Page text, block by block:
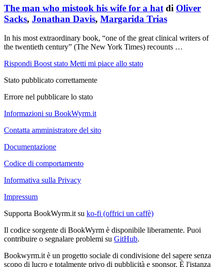
The man who mistook his wife for a hat di Oliver
Sacks, Jonathan Davis, Margarida Trias
In his most extraordinary book, “one of the great clinical writers of
the twentieth century” (The New York Times) recounts …
Rispondi Boost stato Metti mi piace allo stato
Stato pubblicato correttamente
Errore nel pubblicare lo stato
Informazioni su BookWyrm.it
Contatta amministratore del sito
Documentazione
Codice di comportamento
Informativa sulla Privacy
Impressum
Supporta BookWyrm.it su ko-fi (offrici un caffè)
Il codice sorgente di BookWyrm è disponibile liberamente. Puoi
contribuire o segnalare problemi su GitHub.
Bookwyrm.it è un progetto sociale di condivisione del sapere senza
scopo di lucro e totalmente privo di pubblicità e sponsor. È l'istanza